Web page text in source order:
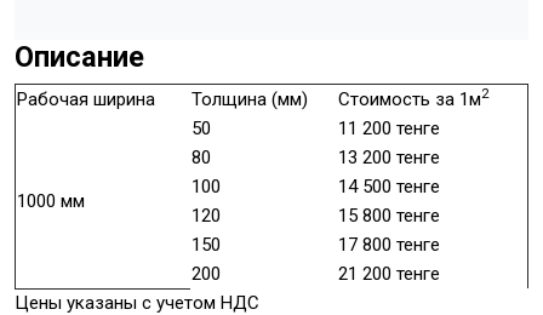
Описание
Рабочая ширина Толщина (мм) Стоимость за 1м2
1000 мм
50
11 200 тенге
80
13 200 тенге
100
14 500 тенге
120
15 800 тенге
150
17 800 тенге
200
21 200 тенге
Цены указаны с учетом НДС